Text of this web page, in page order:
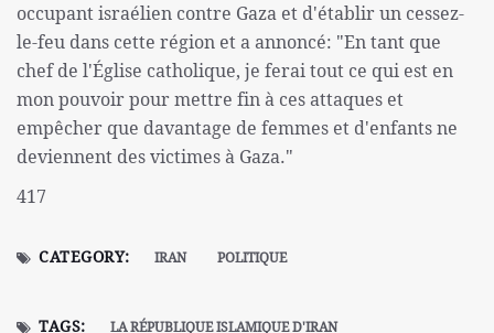
occupant israélien contre Gaza et d'établir un cessez-
le-feu dans cette région et a annoncé: "En tant que
chef de l'Église catholique, je ferai tout ce qui est en
mon pouvoir pour mettre fin à ces attaques et
empêcher que davantage de femmes et d'enfants ne
deviennent des victimes à Gaza."
417
CATEGORY: IRAN POLITIQUE
TAGS:
LA RÉPUBLIQUE ISLAMIQUE D'IRAN